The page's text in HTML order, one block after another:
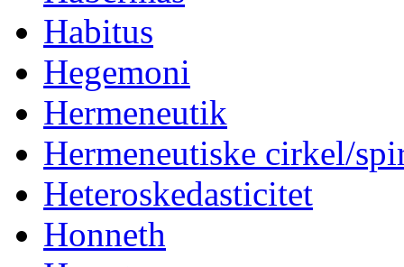
Habitus
Hegemoni
Hermeneutik
Hermeneutiske cirkel/
Heteroskedasticitet
Honneth